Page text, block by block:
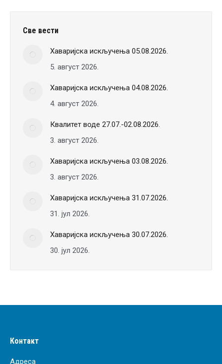
Све вести
Хаваријска искључења 05.08.2026.
5. август 2026.
Хаваријска искључења 04.08.2026.
4. август 2026.
Квалитет воде 27.07.-02.08.2026.
3. август 2026.
Хаваријска искључења 03.08.2026.
3. август 2026.
Хаваријска искључења 31.07.2026.
31. јул 2026.
Хаваријска искључења 30.07.2026.
30. јул 2026.
Контакт
Адреса